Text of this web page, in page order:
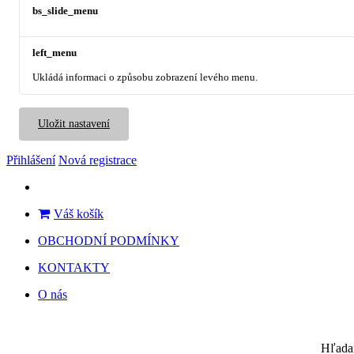
bs_slide_menu
left_menu
Ukládá informaci o způsobu zobrazení levého menu.
Uložit nastavení
Přihlášení Nová registrace
Váš košík
OBCHODNÍ PODMÍNKY
KONTAKTY
O nás